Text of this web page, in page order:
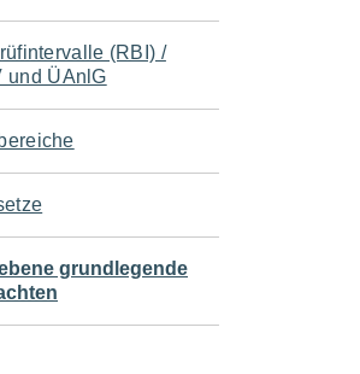
(RBI) /
und ÜAnlG
grundlegende